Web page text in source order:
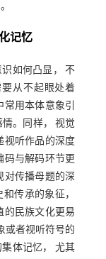
记忆
如何凸显， 不
从不起眼处着
用本体意象引
。同样， 视觉
视听作品的深度
码与解码环节更
对传播母题的深
传承的象征，
的民族文化更易
或者视听符号的
体记忆， 尤其